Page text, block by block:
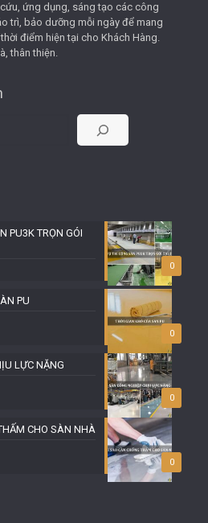
ứng dụng, sáng tạo các công
trì, bảo dưỡng mỗi ngày để mang
điểm hiện tại cho Khách Hàng.
thân thiện.
0
PU3K TRỌN GÓI
0
PU
0
LỰC NẶNG
0
CHO SÀN NHÀ